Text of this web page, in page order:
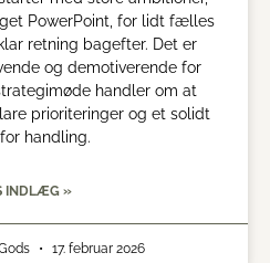
PowerPoint, for lidt fælles
retning bagefter. Det er
og demotiverende for
handler om at
prioriteringer og et solidt
handling.
INDLÆG »
17. februar 2026